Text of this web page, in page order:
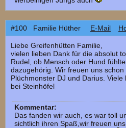
#100 Familie Hüther E-Mail
Liebe Greifenhütten Familie,
vielen lieben Dank für die absolut
Rudel, ob Mensch oder Hund
dazugehörig. Wir freuen uns
Plüchmonster DJ und Darius.
bei Steinhöfel
Kommentar:
Das fanden wir auch, es war toll
sichtlich ihren Spaß,wir freuen